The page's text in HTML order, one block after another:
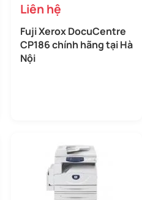
Liên hệ
Fuji Xerox DocuCentre
CP186 chính hãng tại Hà
Nội